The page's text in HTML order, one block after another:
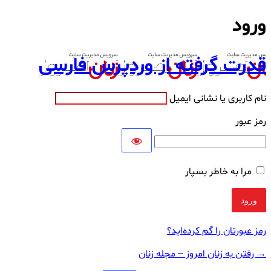
ورود
قدرت گرفته از وردپرس فارسی
نام کاربری یا نشانی ایمیل
رمز عبور
مرا به خاطر بسپار
رمز عبورتان را گم کرده‌اید؟
→ رفتن به زنان امروز – مجله زنان